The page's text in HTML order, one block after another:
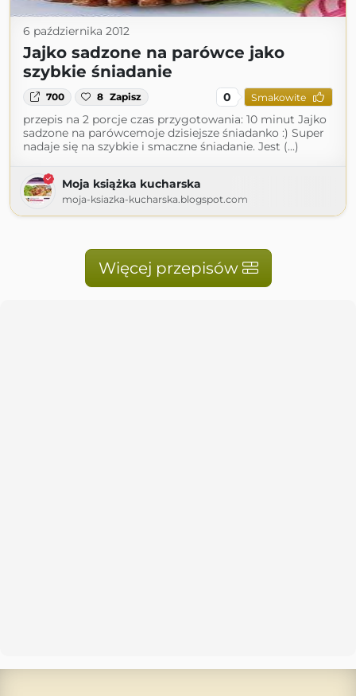
6 października 2012
Jajko sadzone na parówce jako
szybkie śniadanie
700 8 Zapisz 0 Smakowite
przepis na 2 porcje czas przygotowania: 10 minut Jajko
sadzone na parówcemoje dzisiejsze śniadanko :) Super
nadaje się na szybkie i smaczne śniadanie. Jest (...)
Moja książka kucharska
moja-ksiazka-kucharska.blogspot.com
Więcej przepisów